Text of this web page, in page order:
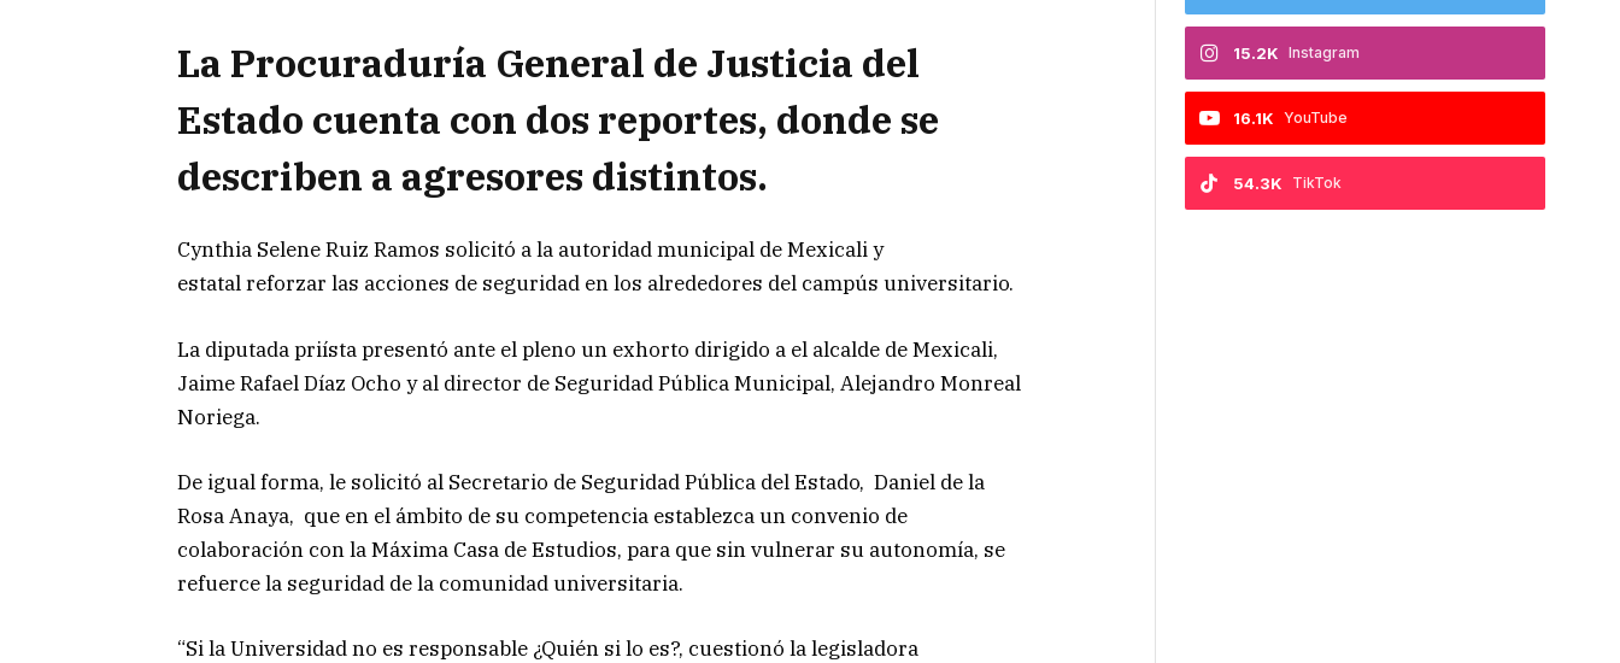
La Procuraduría General de Justicia del
Estado cuenta con dos reportes, donde se
describen a agresores distintos.
Cynthia Selene Ruiz Ramos solicitó a la autoridad municipal de Mexicali y
estatal reforzar las acciones de seguridad en los alrededores del campús universitario.
La diputada priísta presentó ante el pleno un exhorto dirigido a el alcalde de Mexicali,
Jaime Rafael Díaz Ocho y al director de Seguridad Pública Municipal, Alejandro Monreal
Noriega.
De igual forma, le solicitó al Secretario de Seguridad Pública del Estado, Daniel de la
Rosa Anaya, que en el ámbito de su competencia establezca un convenio de
colaboración con la Máxima Casa de Estudios, para que sin vulnerar su autonomía, se
refuerce la seguridad de la comunidad universitaria.
“Si la Universidad no es responsable ¿Quién si lo es?, cuestionó la legisladora
Instagram
15.2K
YouTube
16.1K
TikTok
54.3K